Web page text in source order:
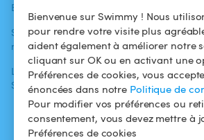
Bienvenue sur Swimmy ! Nous
pour rendre votre visite plus
aident également à améliorer notre
cliquant sur OK ou en activant une
Préférences de cookies, vous
énoncées dans notre Politique de
Pour modifier vos préférences ou
consentement, vous devez mettre à
Préférences de cookies
Blog
Swimmy dans les
médias
L'aventure
Swimmy
baigneurs
Pour les
propriétaires
Louer ma piscine
Comment ça
marche ?